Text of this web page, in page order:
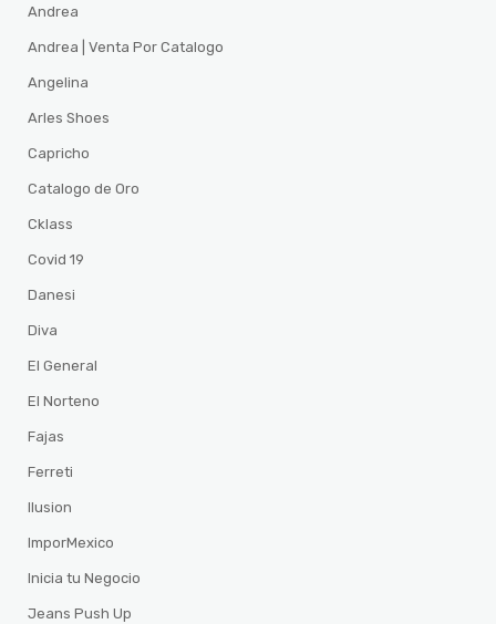
Andrea
Andrea | Venta Por Catalogo
Angelina
Arles Shoes
Capricho
Catalogo de Oro
Cklass
Covid 19
Danesi
Diva
El General
El Norteno
Fajas
Ferreti
Ilusion
ImporMexico
Inicia tu Negocio
Jeans Push Up